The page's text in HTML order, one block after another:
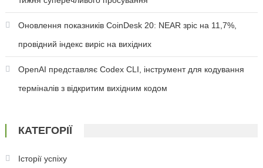
Оновлення показників CoinDesk 20: NEAR зріс на 11,7%,
провідний індекс виріс на вихідних
OpenAI представляє Codex CLI, інструмент для кодування
терміналів з відкритим вихідним кодом
КАТЕГОРІЇ
Історії успіху